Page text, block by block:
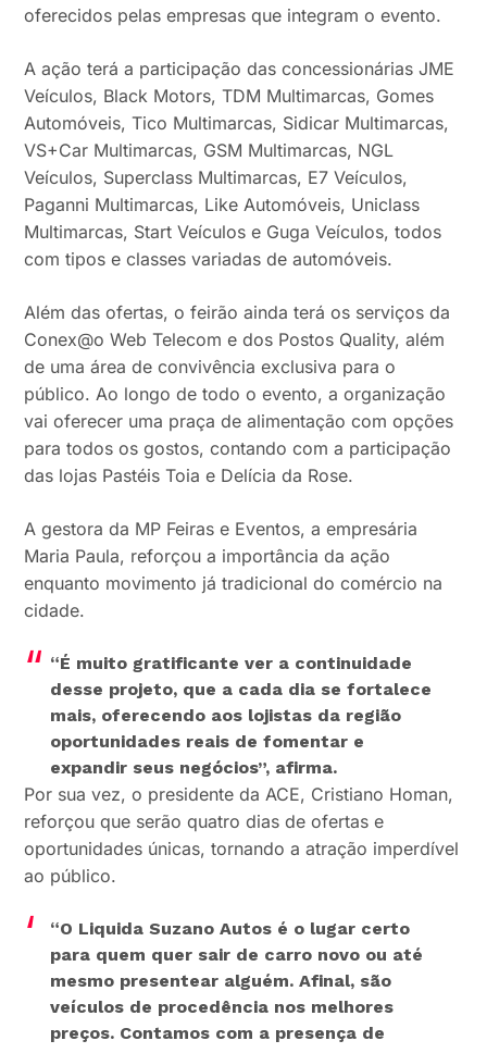
oferecidos pelas empresas que integram o evento.
A ação terá a participação das concessionárias JME
Veículos, Black Motors, TDM Multimarcas, Gomes
Automóveis, Tico Multimarcas, Sidicar Multimarcas,
VS+Car Multimarcas, GSM Multimarcas, NGL
Veículos, Superclass Multimarcas, E7 Veículos,
Paganni Multimarcas, Like Automóveis, Uniclass
Multimarcas, Start Veículos e Guga Veículos, todos
com tipos e classes variadas de automóveis.
Além das ofertas, o feirão ainda terá os serviços da
Conex@o Web Telecom e dos Postos Quality, além
de uma área de convivência exclusiva para o
público. Ao longo de todo o evento, a organização
vai oferecer uma praça de alimentação com opções
para todos os gostos, contando com a participação
das lojas Pastéis Toia e Delícia da Rose.
A gestora da MP Feiras e Eventos, a empresária
Maria Paula, reforçou a importância da ação
enquanto movimento já tradicional do comércio na
cidade.
“É muito gratificante ver a continuidade
desse projeto, que a cada dia se fortalece
mais, oferecendo aos lojistas da região
oportunidades reais de fomentar e
expandir seus negócios”, afirma.
Por sua vez, o presidente da ACE, Cristiano Homan,
reforçou que serão quatro dias de ofertas e
oportunidades únicas, tornando a atração imperdível
ao público.
“O Liquida Suzano Autos é o lugar certo
para quem quer sair de carro novo ou até
mesmo presentear alguém. Afinal, são
veículos de procedência nos melhores
preços. Contamos com a presença de